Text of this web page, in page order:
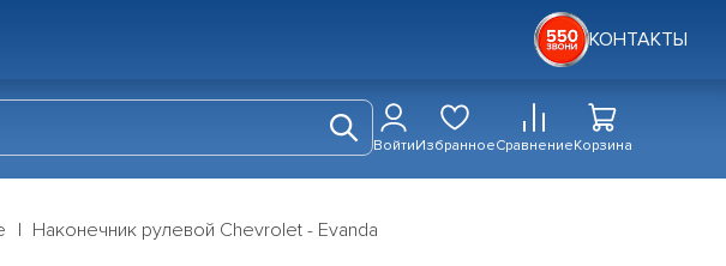
КОНТАКТЫ
ВойтиИзбранноеСравнениеКорзина
Наконечник рулевой Chevrolet - Evanda